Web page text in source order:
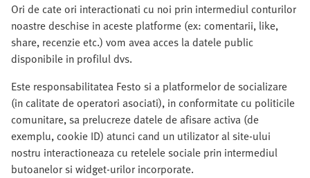
Ori de cate ori interactionati cu noi prin intermediul conturilor
noastre deschise in aceste platforme (ex: comentarii, like,
share, recenzie etc.) vom avea acces la datele public
disponibile in profilul dvs.
Este responsabilitatea Festo si a platformelor de socializare
(in calitate de operatori asociati), in conformitate cu politicile
comunitare, sa prelucreze datele de afisare activa (de
exemplu, cookie ID) atunci cand un utilizator al site-ului
nostru interactioneaza cu retelele sociale prin intermediul
butoanelor si widget-urilor incorporate.